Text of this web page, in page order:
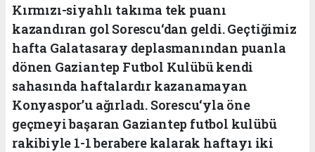
Kırmızı-siyahlı takıma tek puanı
kazandıran gol Sorescu‘dan geldi. Geçtiğimiz
hafta Galatasaray deplasmanından puanla
dönen Gaziantep Futbol Kulübü kendi
sahasında haftalardır kazanamayan
Konyaspor’u ağırladı. Sorescu‘yla öne
geçmeyi başaran Gaziantep futbol kulübü
rakibiyle 1-1 berabere kalarak haftayı iki